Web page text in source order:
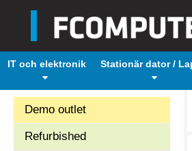
IT och elektronik Stationär dator /
Demo outlet
Refurbished